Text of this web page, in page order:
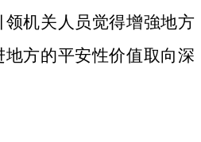
机关人员觉得增強地方
方的平安性价值取向深